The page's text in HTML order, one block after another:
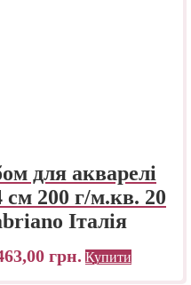
для акварелі
см 200 г/м.кв. 20
Італія
грн. Купити